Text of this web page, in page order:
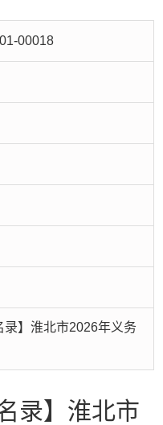
00018
录】淮北市2026年义务
录】淮北市